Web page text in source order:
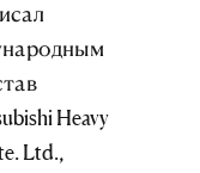
Heavy
Ltd.,